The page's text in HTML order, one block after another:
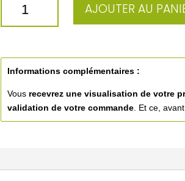
CARAFE
DESIGN
AJOUTER AU
Informations complémentaires :
Vous recevrez une visualisation de votre
validation de votre commande . Et ce,